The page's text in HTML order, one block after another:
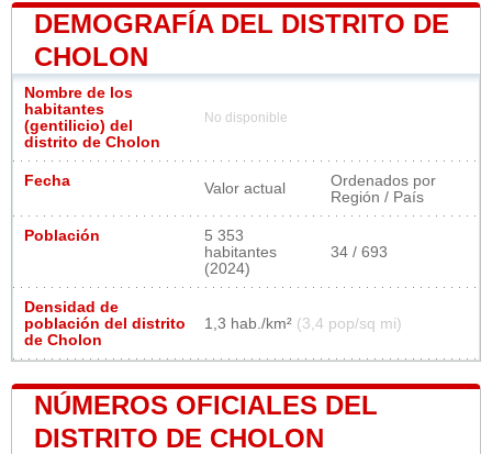
DEMOGRAFÍA DEL DISTRITO DE
CHOLON
Nombre de los
habitantes
(gentilicio) del
distrito de Cholon
No disponible
Fecha Valor actual
Ordenados por
Región / País
Población
5 353
habitantes
(2024)
34 / 693
Densidad de
población del distrito
de Cholon
1,3 hab./km² (3,4 pop/sq mi)
NÚMEROS OFICIALES DEL
DISTRITO DE CHOLON